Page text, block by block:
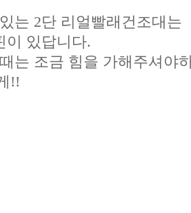
는 2단 리얼빨래건조대는
이 있답니다.
는 조금 힘을 가해주셔야
!!